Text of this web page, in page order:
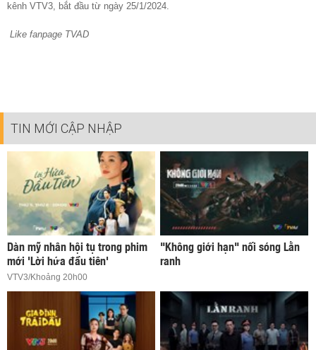
kênh VTV3, bắt đầu từ ngày 25/1/2024.
Like fanpage TVAD
TIN MỚI CẬP NHẬP
Dàn mỹ nhân hội tụ trong phim
mới 'Lời hứa đầu tiên'
VTV3/Khoảng 20h00
"Không giới hạn" nối sóng Lằn
ranh